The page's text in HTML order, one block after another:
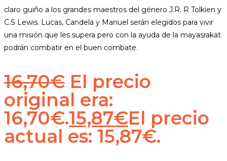
claro guiño a los grandes maestros del género J.R. R Tolkien y
C.S Lewis. Lucas, Candela y Manuel serán elegidos para vivir
una misión que les supera pero con la ayuda de la mayasrakat
podrán combatir en el buen combate.
16,70€ El precio
original era:
16,70€.15,87€El precio
actual es: 15,87€.